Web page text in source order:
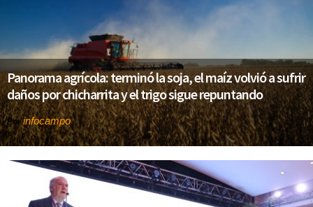
Panorama agrícola: terminó la soja, el maíz volvió a sufrir
daños por chicharrita y el trigo sigue repuntando
Porinfocampo